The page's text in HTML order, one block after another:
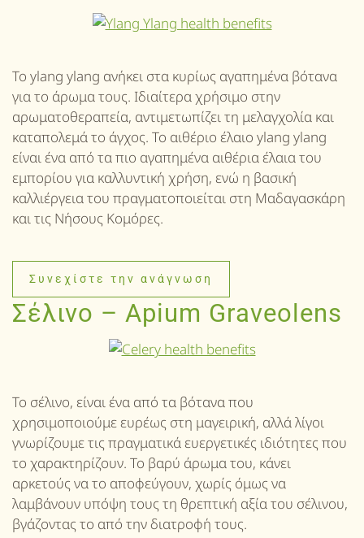
Το ylang ylang ανήκει στα κυρίως αγαπημένα βότανα
για το άρωμα τους. Ιδιαίτερα χρήσιμο στην
αρωματοθεραπεία, αντιμετωπίζει τη μελαγχολία και
καταπολεμά το άγχος. Το αιθέριο έλαιο ylang ylang
είναι ένα από τα πιο αγαπημένα αιθέρια έλαια του
εμπορίου για καλλυντική χρήση, ενώ η βασική
καλλιέργεια του πραγματοποιείται στη Μαδαγασκάρη
και τις Νήσους Κομόρες.
Συνεχίστε την ανάγνωση
Σέλινο – Apium Graveolens
Το σέλινο, είναι ένα από τα βότανα που
χρησιμοποιούμε ευρέως στη μαγειρική, αλλά λίγοι
γνωρίζουμε τις πραγματικά ευεργετικές ιδιότητες που
το χαρακτηρίζουν. Το βαρύ άρωμα του, κάνει
αρκετούς να το αποφεύγουν, χωρίς όμως να
λαμβάνουν υπόψη τους τη θρεπτική αξία του σέλινου,
βγάζοντας το από την διατροφή τους.